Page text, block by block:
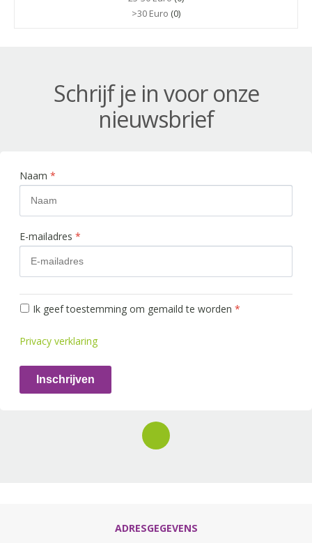
>30 Euro (0)
Schrijf je in voor onze
nieuwsbrief
Naam *
E-mailadres *
Ik geef toestemming om gemaild te worden *
Privacy verklaring
Inschrijven
ADRESGEGEVENS